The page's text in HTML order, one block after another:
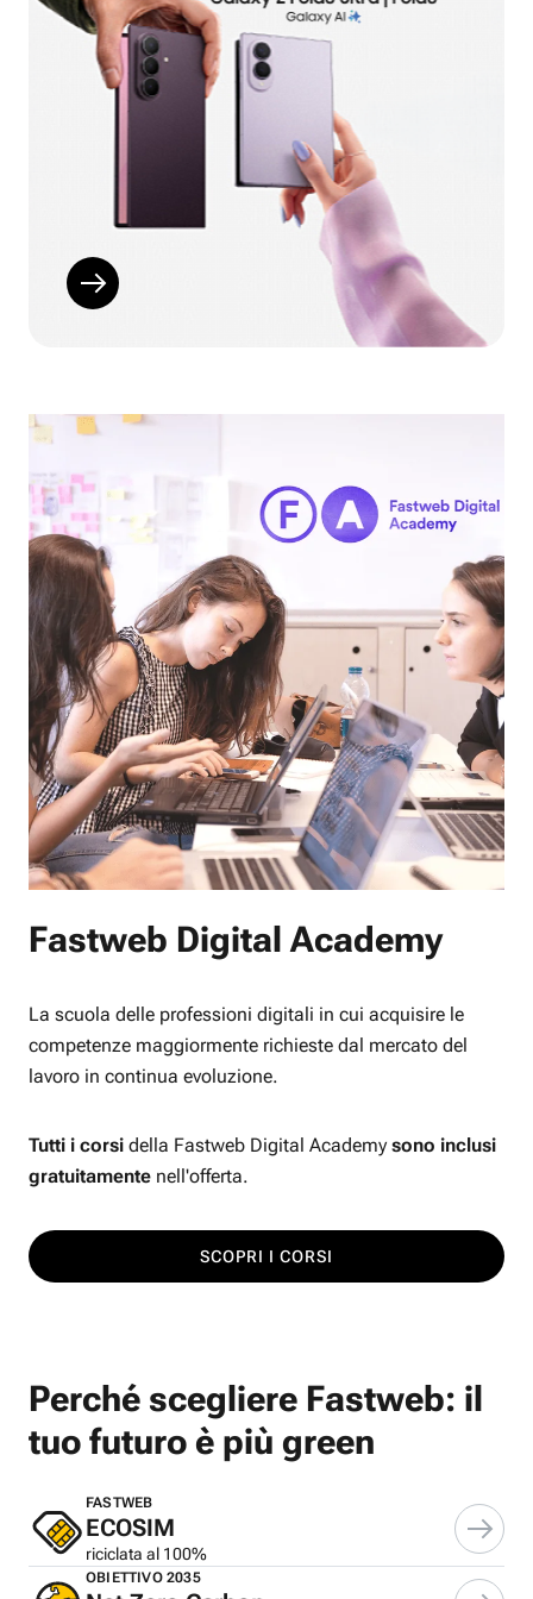
Fastweb Digital Academy
La scuola delle professioni digitali in cui acquisire le
competenze maggiormente richieste dal mercato del
lavoro in continua evoluzione.
Tutti i corsi della Fastweb Digital Academy sono inclusi
gratuitamente nell'offerta.
SCOPRI I CORSI
Perché scegliere Fastweb: il
tuo futuro è più green
FASTWEB
ECOSIM
riciclata al 100%
OBIETTIVO 2035